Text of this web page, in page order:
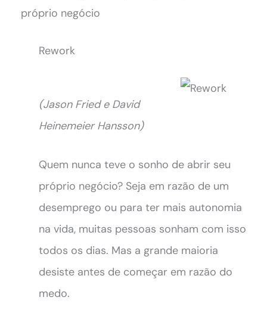
próprio negócio
Rework
(Jason Fried e David
Heinemeier Hansson)
Quem nunca teve o sonho de abrir seu
próprio negócio? Seja em razão de um
desemprego ou para ter mais autonomia
na vida, muitas pessoas sonham com isso
todos os dias. Mas a grande maioria
desiste antes de começar em razão do
medo.